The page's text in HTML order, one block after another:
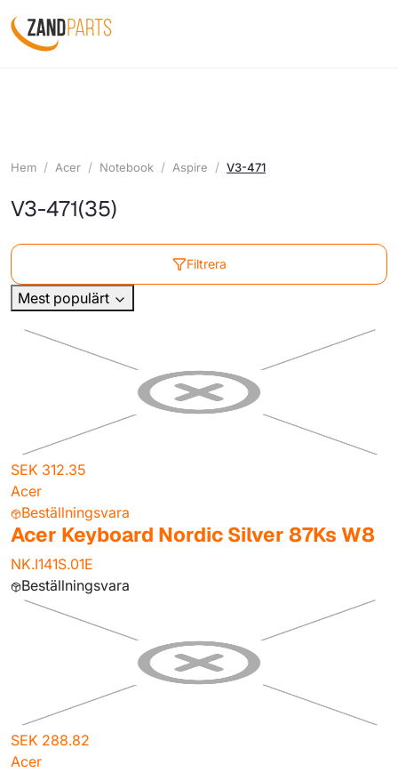
Hem Acer Notebook Aspire V3-471
V3-471(35)
Filtrera
Mest populärt
SEK 312.35
Acer
Beställningsvara
Acer Keyboard Nordic Silver 87Ks W8
NK.I141S.01E
Beställningsvara
SEK 288.82
Acer